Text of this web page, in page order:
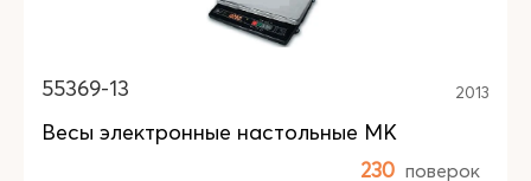
55369-13 2013
Весы электронные настольные МК
230 поверок